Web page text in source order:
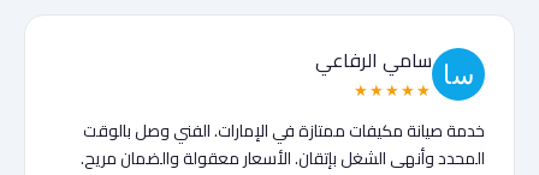
سامي الرفاعي
★★★★★
خدمة صيانة مكيفات ممتازة في الإمارات. الفني وصل بالوقت
المحدد وأنهى الشغل بإتقان. الأسعار معقولة والضمان مريح.